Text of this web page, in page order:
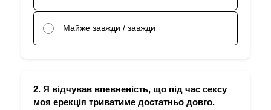
Майже завжди / завжди
2. Я відчував впевненість, що під час сексу
моя ерекція триватиме достатньо довго.